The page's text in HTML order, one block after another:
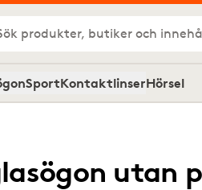
produkter, butiker och
SportKontaktlinserHörsel
utan